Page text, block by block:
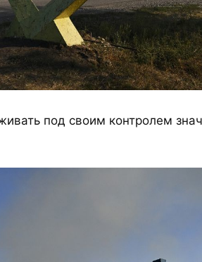
под своим контролем